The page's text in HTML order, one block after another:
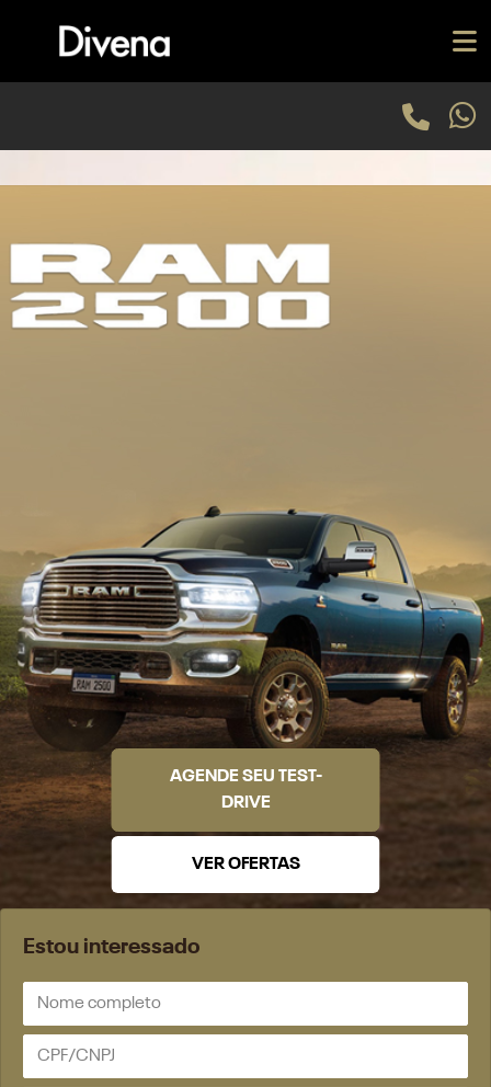
Estou interessado
AGENDE SEU TEST-
DRIVE
VER OFERTAS